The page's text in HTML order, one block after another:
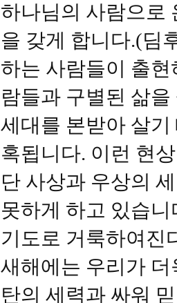
하나님의 사람으로
을 갖게 합니다.(딤
하는 사람들이 출
람들과 구별된 삶
세대를 본받아 살
혹됩니다. 이런 현
단 사상과 우상의
못하게 하고 있습
기도로 거룩하여진
새해에는 우리가
탄의 세력과 싸워